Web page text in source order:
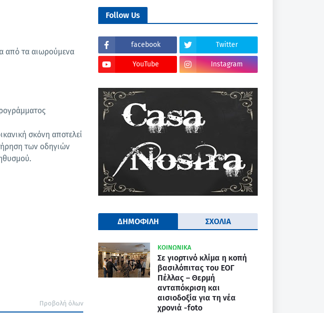
από τα αιωρούμενα
σκόνη αποτελεί
των οδηγιών
Προβολή όλων
Follow Us
facebook Twitter
YouTube Instagram
ΔΗΜΟΦΙΛΗ ΣΧΟΛΙΑ
ΚΟΙΝΩΝΙΚΑ
Σε γιορτινό κλίμα η κοπή
βασιλόπιτας του ΕΟΓ
Πέλλας – Θερμή
ανταπόκριση και
αισιοδοξία για τη νέα
χρονιά -foto